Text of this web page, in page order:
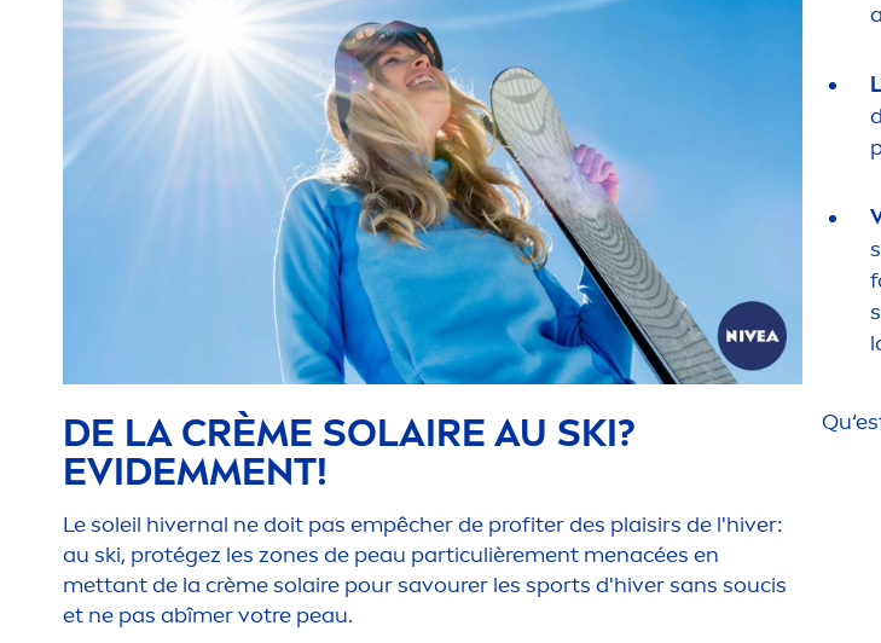
DE LA CRÈME SOLAIRE AU SKI?
EVIDEMMENT!
Le soleil hivernal ne doit pas empêcher de profiter des plaisirs de l'hiver:
au ski, protégez les zones de peau particulièrement menacées en
mettant de la crème solaire pour savourer les sports d'hiver sans soucis
et ne pas abîmer votre peau.